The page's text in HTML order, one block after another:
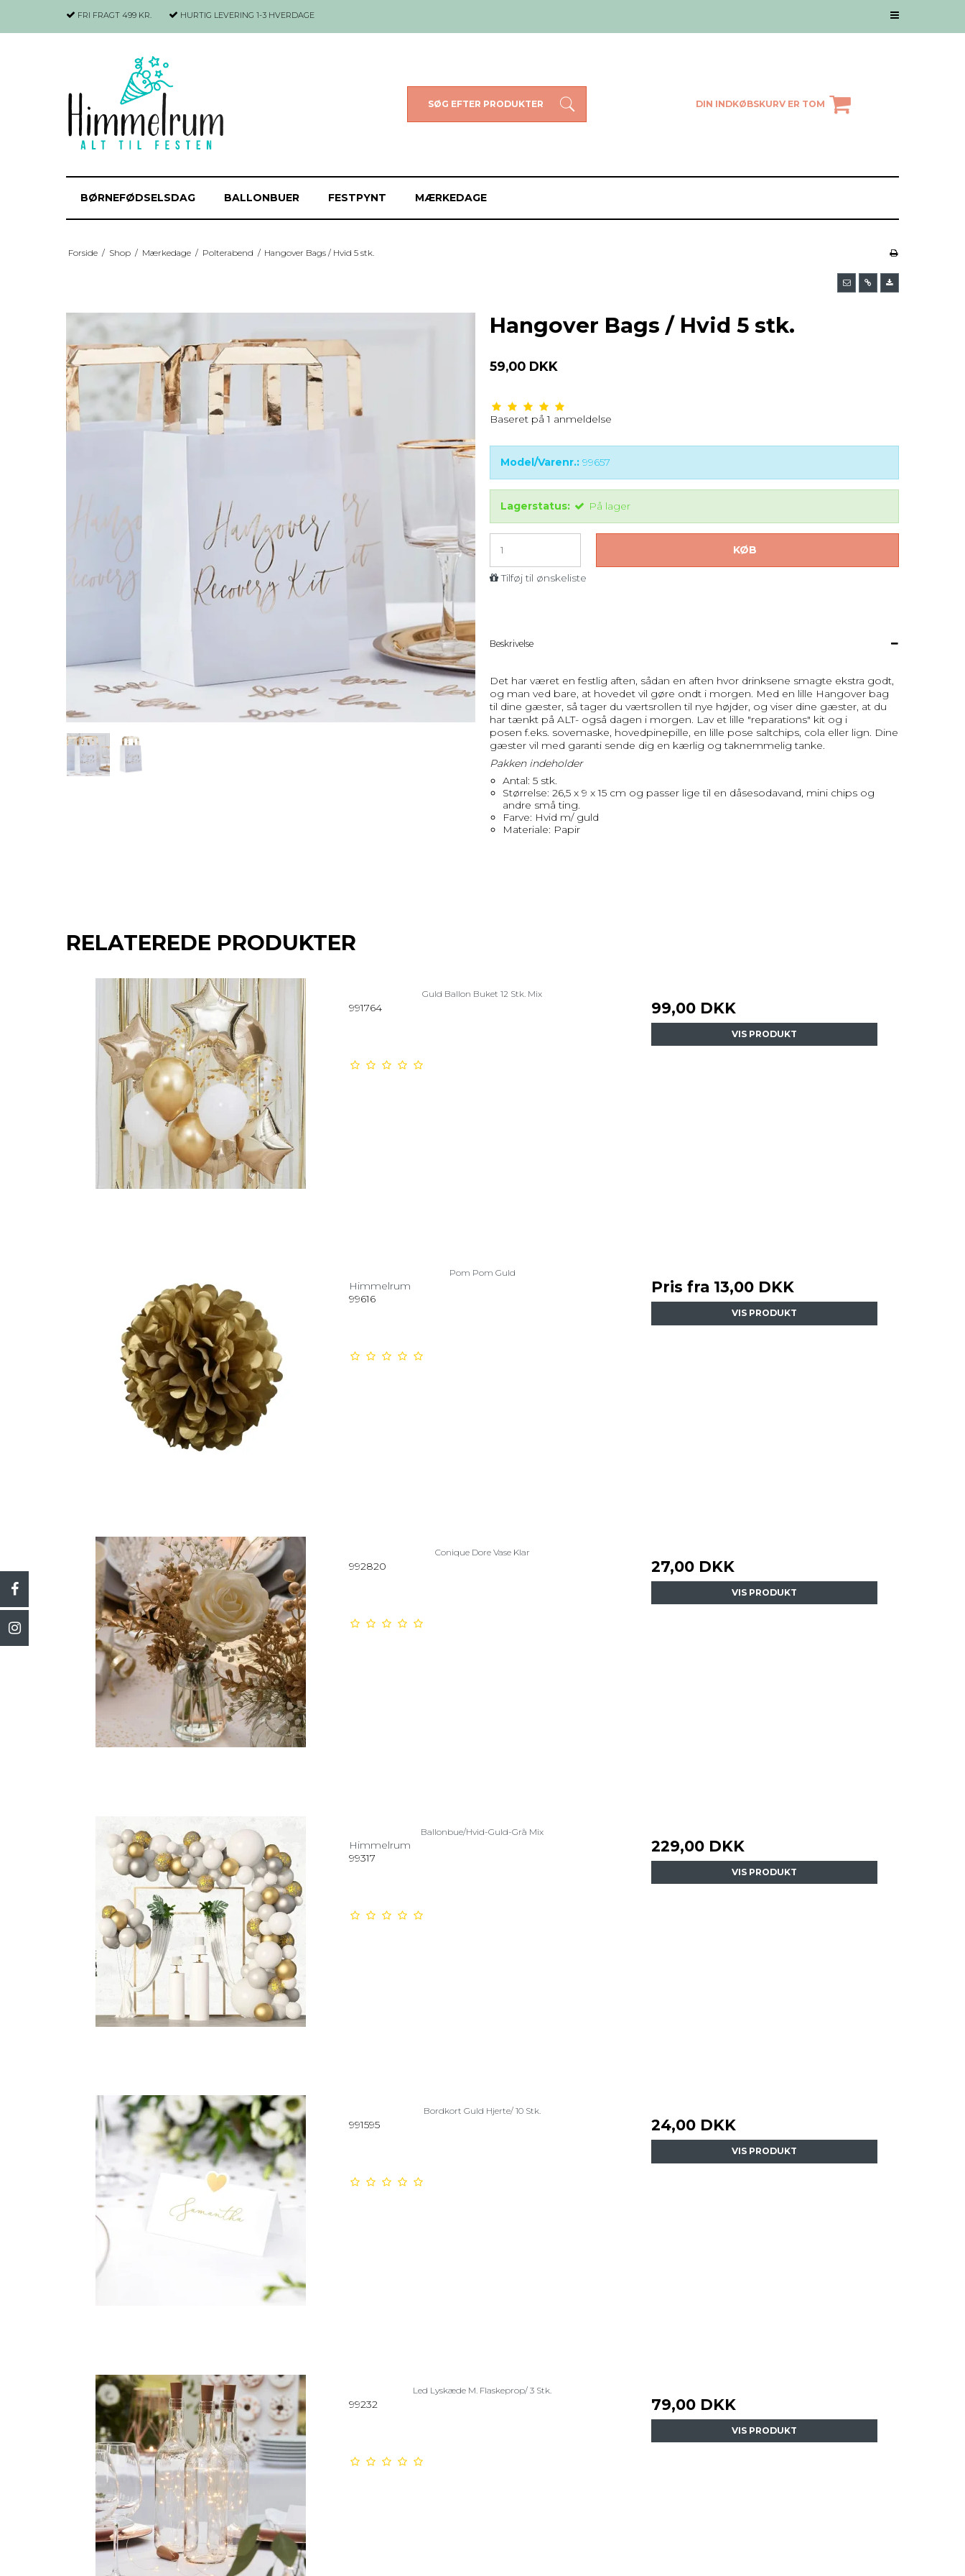
FRI FRAGT 499 KR. HURTIG LEVERING 1-3 HVERDAGE
SØG EFTER PRODUKTER DIN INDKØBSKURV ER TOM
BØRNEFØDSELSDAG BALLONBUER FESTPYNT MÆRKEDAGE
Forside / Shop / Mærkedage / Polterabend / Hangover Bags / Hvid 5 stk.
Hangover Bags / Hvid 5 stk.
59,00 DKK
Baseret på 1 anmeldelse
Model/Varenr.: 99657
Lagerstatus: På lager
KØB
Tilføj til ønskeliste
Beskrivelse
Det har været en festlig aften, sådan en aften hvor drinksene smagte ekstra godt,
og man ved bare, at hovedet vil gøre ondt i morgen. Med en lille Hangover bag
til dine gæster, så tager du værtsrollen til nye højder, og viser dine gæster, at du
har tænkt på ALT- også dagen i morgen. Lav et lille "reparations" kit og i
posen f.eks. sovemaske, hovedpinepille, en lille pose saltchips, cola eller lign. Dine
gæster vil med garanti sende dig en kærlig og taknemmelig tanke.
Pakken indeholder
Antal: 5 stk.
Størrelse: 26,5 x 9 x 15 cm og passer lige til en dåsesodavand, mini chips og
andre små ting.
Farve: Hvid m/ guld
Materiale: Papir
RELATEREDE PRODUKTER
Guld Ballon Buket 12 Stk. Mix
991764 99,00 DKK
VIS PRODUKT
Pom Pom Guld
Himmelrum
99616
Pris fra 13,00 DKK
VIS PRODUKT
Conique Dore Vase Klar
992820 27,00 DKK
VIS PRODUKT
Ballonbue/Hvid-Guld-Grå Mix
Himmelrum
99317
229,00 DKK
VIS PRODUKT
Bordkort Guld Hjerte/ 10 Stk.
991595 24,00 DKK
VIS PRODUKT
Led Lyskæde M. Flaskeprop/ 3 Stk.
99232 79,00 DKK
VIS PRODUKT